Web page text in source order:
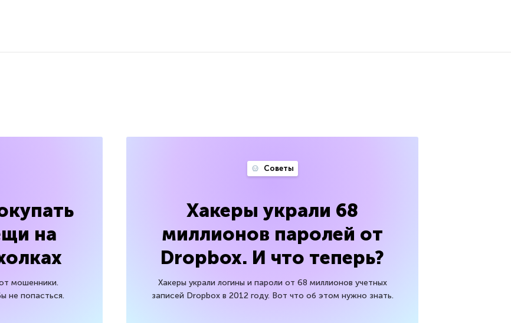
на
мошенники.
не попасться.
Советы
Хакеры украли 68
миллионов паролей от
Dropbox. И что теперь?
Хакеры украли логины и пароли от 68 миллионов учетных
записей Dropbox в 2012 году. Вот что об этом нужно знать.